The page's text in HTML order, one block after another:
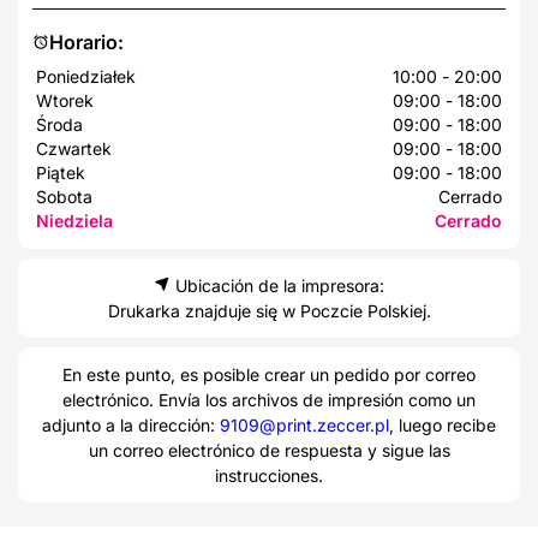
Horario:
Poniedziałek
10:00 - 20:00
Wtorek
09:00 - 18:00
Środa
09:00 - 18:00
Czwartek
09:00 - 18:00
Piątek
09:00 - 18:00
Sobota
Cerrado
Niedziela
Cerrado
Ubicación de la impresora:
Drukarka znajduje się w Poczcie Polskiej.
En este punto, es posible crear un pedido por correo
electrónico. Envía los archivos de impresión como un
adjunto a la dirección: 9109@print.zeccer.pl, luego recibe
un correo electrónico de respuesta y sigue las
instrucciones.